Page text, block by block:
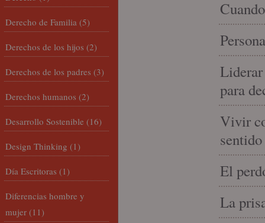
para
Vivir
El
La
Derecho de Familia (5)
Derechos de los hijos (2)
Derechos de los padres (3)
Derechos humanos (2)
Desarrollo Sostenible (16)
Design Thinking (1)
Día Escritoras (1)
Diferencias hombre y
mujer (11)